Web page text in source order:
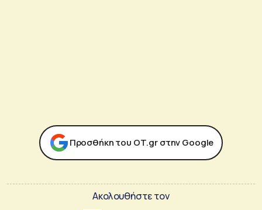
Προσθήκη του ΟΤ.gr στην Google
Ακολουθήστε τον